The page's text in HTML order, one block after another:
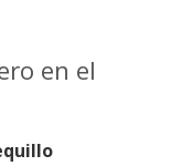
en el